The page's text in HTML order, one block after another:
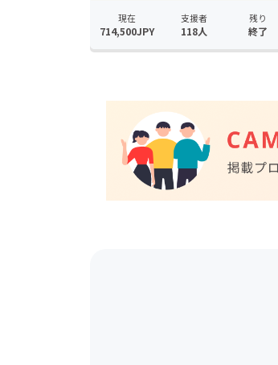
現在
714,500JPY
支援者
118人
残り
終了